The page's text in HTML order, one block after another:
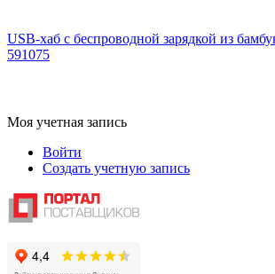
USB-хаб с беспроводной зарядкой из
591075
Моя учетная запись
Войти
Создать учетную запись